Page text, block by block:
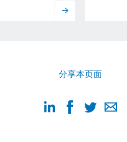
分享本页面